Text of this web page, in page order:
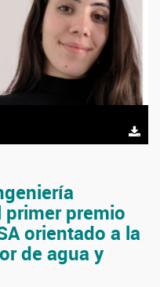
premio
orientado a la
de agua y